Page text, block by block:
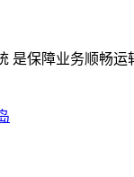
是保障业务顺畅